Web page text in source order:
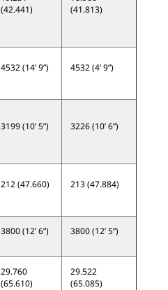
(42.441)
(41.813)
4532 (14’ 9”) 4532 (4’ 9”)
3199 (10’ 5”) 3226 (10’ 6”)
212 (47.660) 213 (47.884)
3800 (12’ 6”) 3800 (12’ 5”)
29.760
(65.610)
29.522
(65.085)